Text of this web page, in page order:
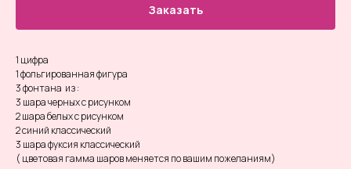
Заказать
1 цифра
1 фольгированная фигура
3 фонтана из :
3 шара черных с рисунком
2 шара белых с рисунком
2 синий классический
3 шара фуксия классический
( цветовая гамма шаров меняется по вашим пожеланиям)